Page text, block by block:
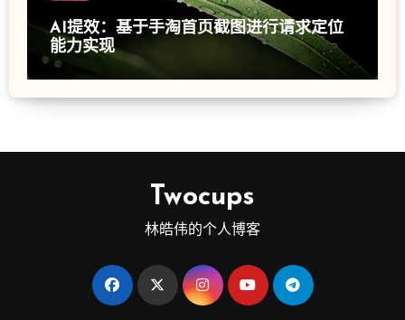
AI提效：基于手淘首页截图进行请求定位
能力实现
Twocups
林皓伟的个人博客